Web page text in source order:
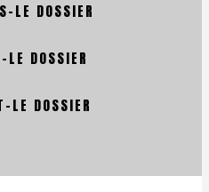
LE DOSSIER
LE DOSSIER
LE DOSSIER